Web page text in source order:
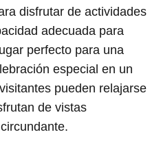
disfrutar de actividades
adecuada para
perfecto para una
especial en un
pueden relajarse
de vistas